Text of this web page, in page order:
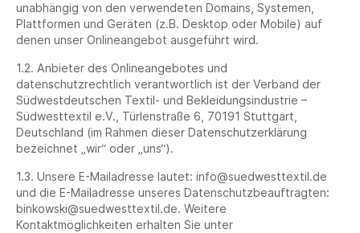
unabhängig von den verwendeten Domains, Systemen,
Plattformen und Geräten (z.B. Desktop oder Mobile) auf
denen unser Onlineangebot ausgeführt wird.
1.2. Anbieter des Onlineangebotes und
datenschutzrechtlich verantwortlich ist der Verband der
Südwestdeutschen Textil- und Bekleidungsindustrie –
Südwesttextil e.V., Türlenstraße 6, 70191 Stuttgart,
Deutschland (im Rahmen dieser Datenschutzerklärung
bezeichnet „wir“ oder „uns“).
1.3. Unsere E-Mailadresse lautet: info@suedwesttextil.de
und die E-Mailadresse unseres Datenschutzbeauftragten:
binkowski@suedwesttextil.de. Weitere
Kontaktmöglichkeiten erhalten Sie unter